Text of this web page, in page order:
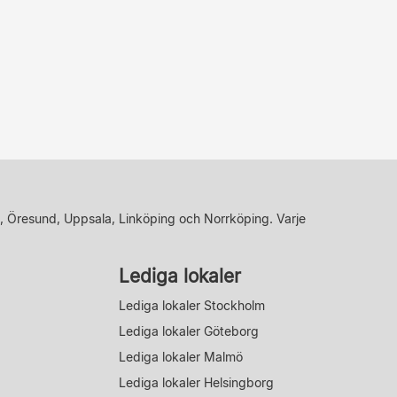
Uppsala, Linköping och Norrköping. Varje
Lediga lokaler
Lediga lokaler Stockholm
Lediga lokaler Göteborg
Lediga lokaler Malmö
Lediga lokaler Helsingborg